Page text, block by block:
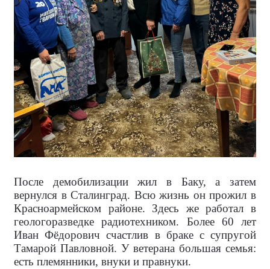
После демобилизации жил в Баку, а затем
вернулся в Сталинград. Всю жизнь он прожил в
Красноармейском районе. Здесь же работал в
геологоразведке радиотехником. Более 60 лет
Иван Фёдорович счастлив в браке с супругой
Тамарой Павловной. У ветерана большая семья:
есть племянники, внуки и правнуки.